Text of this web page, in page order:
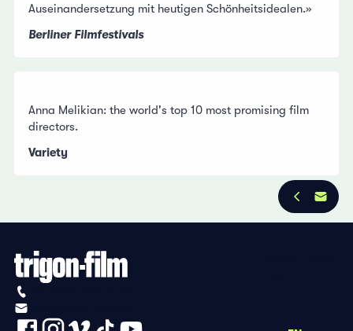
Auseinandersetzung mit heutigen Schönheitsidealen.»
Berliner Filmfestivals
Anna Melikian: the world's top 10 most promising film
directors.
Variety